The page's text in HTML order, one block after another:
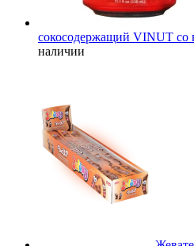
сокосодержащий VINUT со
наличии